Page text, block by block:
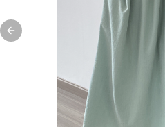
Previous slide